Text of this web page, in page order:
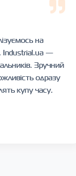
на
Industrial.ua —
Зручний
одразу
купу часу.